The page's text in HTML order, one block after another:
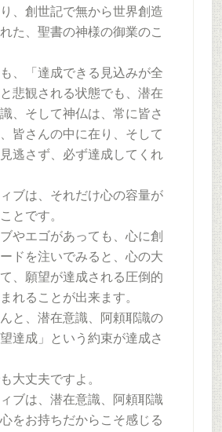
、創世記で無から世界創造
た、聖書の神様の御業のこ
、「達成できる見込みが全
悲観される状態でも、潜在
、そして神仏は、常に皆さ
皆さんの中に在り、そして
逃さず、必ず達成してくれ
ブは、それだけ心の容量が
とです。
やエゴがあっても、心に創
ドを注いでみると、心の大
、願望が達成される圧倒的
れることが出来ます。
と、潜在意識、阿頼耶識の
達成」という約束が達成さ
大丈夫ですよ。
ブは、潜在意識、阿頼耶識
をお持ちだからこそ感じる